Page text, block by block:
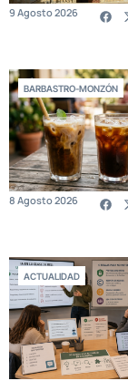
9 Agosto 2026
BARBASTRO-MONZÓN
8 Agosto 2026
ACTUALIDAD